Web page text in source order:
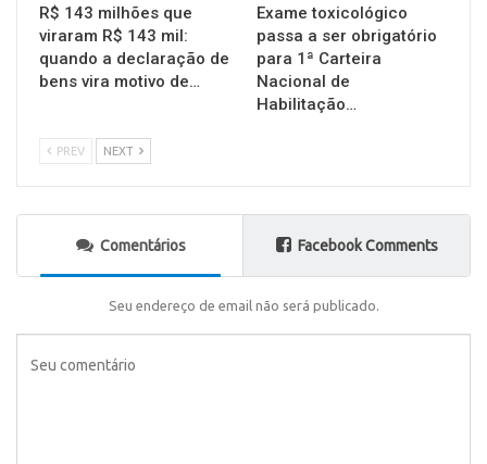
R$ 143 milhões que
viraram R$ 143 mil:
quando a declaração de
bens vira motivo de…
Exame toxicológico
passa a ser obrigatório
para 1ª Carteira
Nacional de
Habilitação…
PREV NEXT
Comentários Facebook Comments
Seu endereço de email não será publicado.